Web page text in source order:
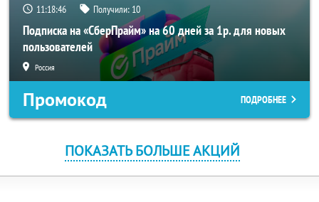
11:18:45 Получили: 10
Подписка на «СберПрайм» на 60 дней за 1р. для новых
пользователей
Россия
Промокод ПОДРОБНЕЕ
ПОКАЗАТЬ БОЛЬШЕ АКЦИЙ